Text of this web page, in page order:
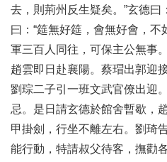
去，則荊州反生疑矣。”玄德曰
曰：“筵無好筵，會無好會，不
軍三百人同往，可保主公無事
趙雲即日赴襄陽。蔡瑁出郭迎
劉琮二子引一班文武官僚出迎
忌。是日請玄德於館舍暫歇，
甲掛劍，行坐不離左右。劉琦
能行動，特請叔父待客，撫勸